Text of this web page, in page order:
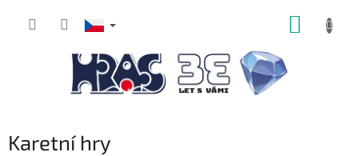
Karetní hry